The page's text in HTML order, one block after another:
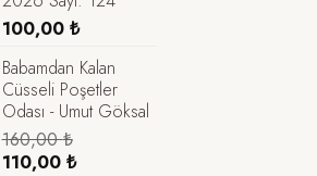
100,00 ₺
Babamdan Kalan
Cüsseli Poşetler
Odası - Umut Göksal
160,00₺
Orijinal
110,00 ₺Şu